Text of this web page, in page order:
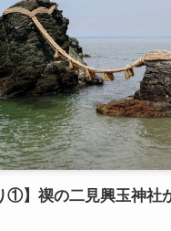
①】禊の二見興玉神社